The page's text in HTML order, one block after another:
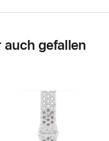
auch gefallen